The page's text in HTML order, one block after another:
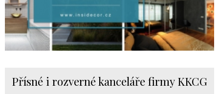
Přísné i rozverné kanceláře firmy KKCG